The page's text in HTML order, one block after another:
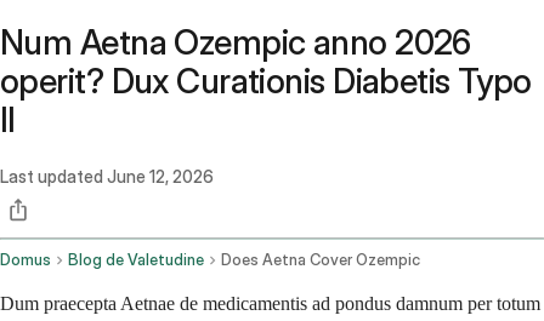
Num Aetna Ozempic anno 2026
operit? Dux Curationis Diabetis Typo
II
Last updated June 12, 2026
Domus Blog de Valetudine Does Aetna Cover Ozempic
Dum praecepta Aetnae de medicamentis ad pondus damnum per totum